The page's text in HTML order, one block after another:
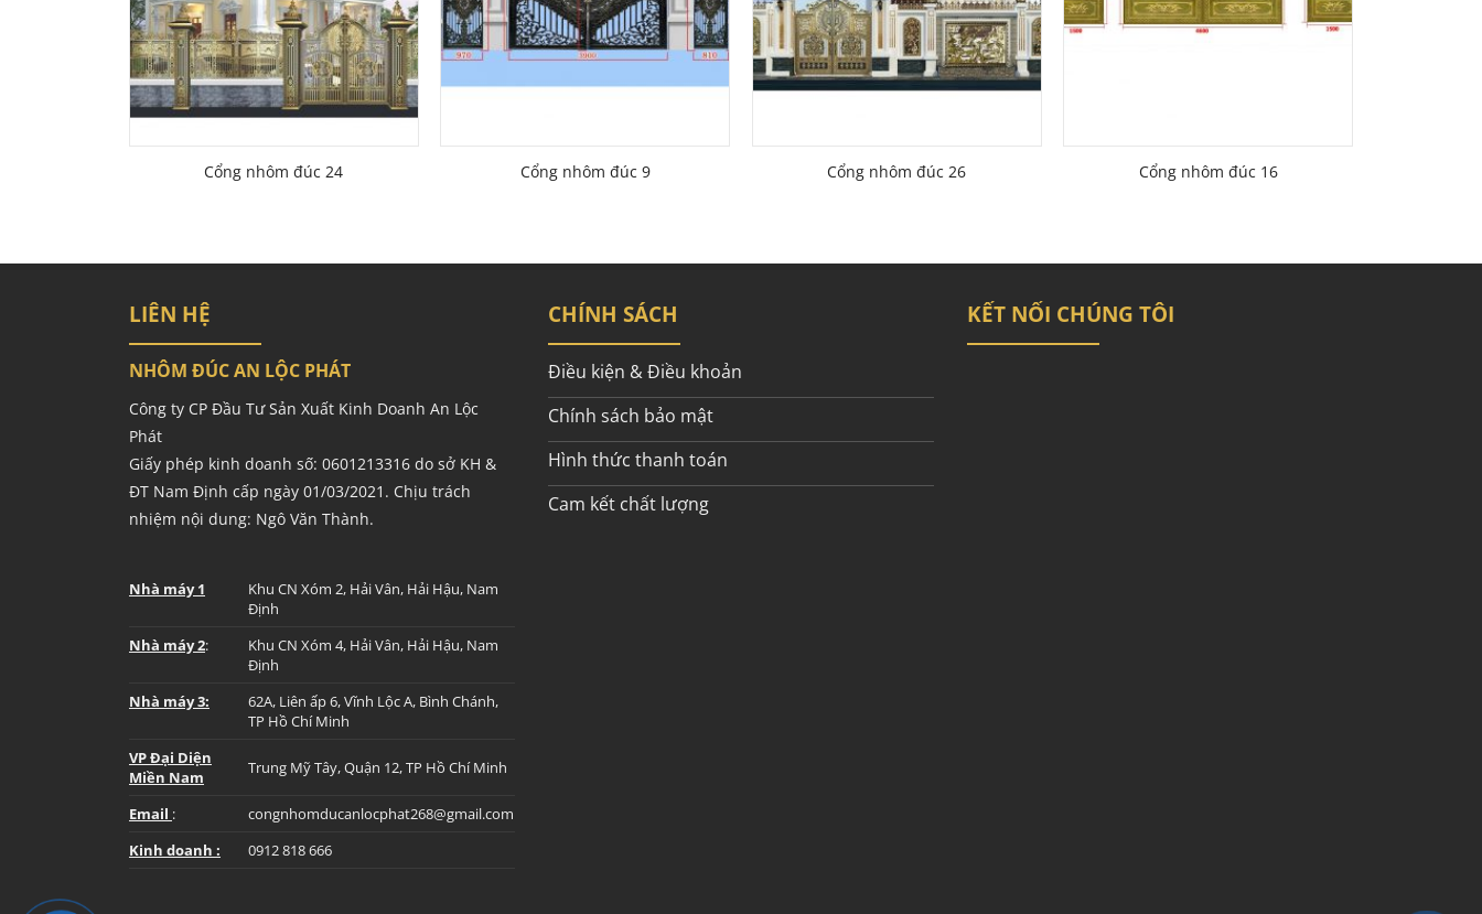
Cổng nhôm đúc 24 Cổng nhôm đúc 9 Cổng nhôm đúc 26 Cổng nhôm đúc 16
LIÊN HỆ
NHÔM ĐÚC AN LỘC PHÁT
Công ty CP Đầu Tư Sản Xuất Kinh Doanh An Lộc
Phát
Giấy phép kinh doanh số: 0601213316 do sở KH &
ĐT Nam Định cấp ngày 01/03/2021. Chịu trách
nhiệm nội dung: Ngô Văn Thành.
Nhà máy 1
Khu CN Xóm 2, Hải Vân, Hải Hậu, Nam
Định
Nhà máy 2:
Khu CN Xóm 4, Hải Vân, Hải Hậu, Nam
Định
Nhà máy 3:
62A, Liên ấp 6, Vĩnh Lộc A, Bình Chánh,
TP Hồ Chí Minh
VP Đại Diện
Miền Nam
Trung Mỹ Tây, Quận 12, TP Hồ Chí Minh
Email :
congnhomducanlocphat268@gmail.com
Kinh doanh :
0912 818 666
CHÍNH SÁCH
Điều kiện & Điều khoản
Chính sách bảo mật
Hình thức thanh toán
Cam kết chất lượng
KẾT NỐI CHÚNG TÔI